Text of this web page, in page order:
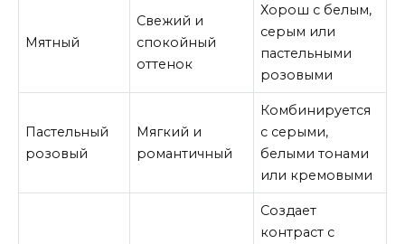
Мятный
Свежий и
спокойный
оттенок
Хорош с белым,
серым или
пастельными
розовыми
Пастельный
розовый
Мягкий и
романтичный
Комбинируется
с серыми,
белыми тонами
или кремовыми
Создает
контраст с